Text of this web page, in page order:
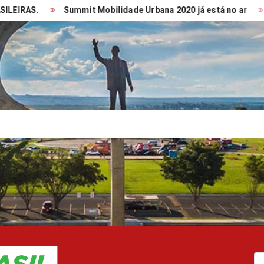
Summit Mobilidade Urbana 2020 já está no ar